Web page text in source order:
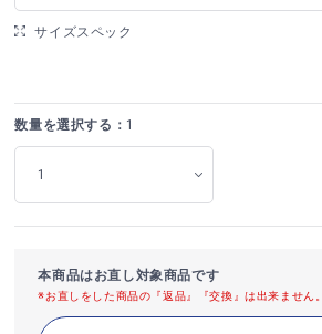
サイズスペック
数量を選択する： 1
本商品はお直し対象商品です
※お直しをした商品の『返品』『交換』は出来ません。